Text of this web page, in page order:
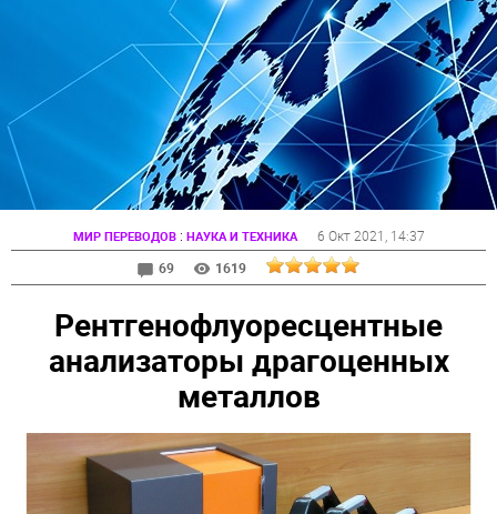
МИР ПЕРЕВОДОВ: НАУКА И ТЕХНИКА 6 Окт 2021 , 14:37
69
1619
Рентгенофлуоресцентные
анализаторы драгоценных
металлов